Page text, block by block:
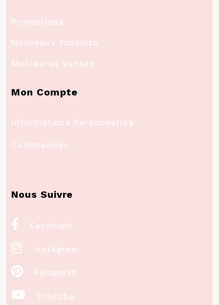
Promotions
Nouveaux Produits
Meilleures Ventes
Mon Compte
Informations Personnelles
Commandes
Nous Suivre
 Facebook
 Instagram
 Pinterest
 Youtube